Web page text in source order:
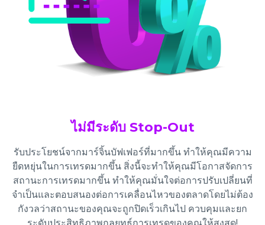
ไม่มีระดับ Stop-Out
รับประโยชน์จากมาร์จิ้นบัฟเฟอร์ที่มากขึ้น ทำให้คุณมีความ
ยืดหยุ่นในการเทรดมากขึ้น สิ่งนี้จะทำให้คุณมีโอกาสจัดการ
สถานะการเทรดมากขึ้น ทำให้คุณมั่นใจต่อการปรับเปลี่ยนที่
จำเป็นและตอบสนองต่อการเคลื่อนไหวของตลาดโดยไม่ต้อง
กังวลว่าสถานะของคุณจะถูกปิดเร็วเกินไป ควบคุมและยก